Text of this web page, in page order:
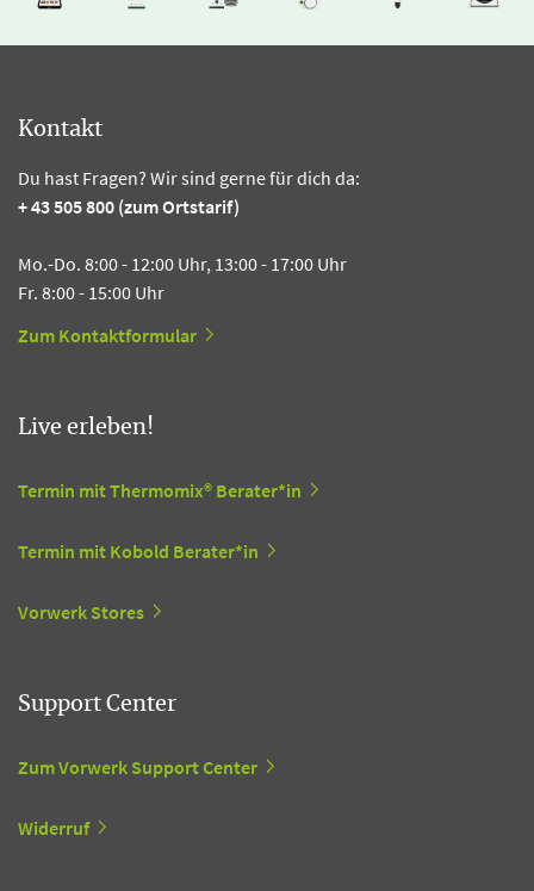
Kontakt
Du hast Fragen? Wir sind gerne für dich da:
+ 43 505 800 (zum Ortstarif)
Mo.-Do. 8:00 - 12:00 Uhr, 13:00 - 17:00 Uhr
Fr. 8:00 - 15:00 Uhr
Zum Kontaktformular
Live erleben!
Termin mit Thermomix® Berater*in
Termin mit Kobold Berater*in
Vorwerk Stores
Support Center
Zum Vorwerk Support Center
Widerruf